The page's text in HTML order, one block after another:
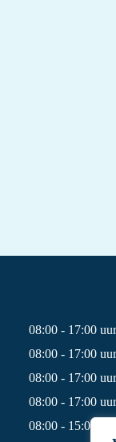
08:00 - 17:00 uur
08:00 - 17:00 uur
08:00 - 17:00 uur
08:00 - 17:00 uur
08:00 - 15:00 uur